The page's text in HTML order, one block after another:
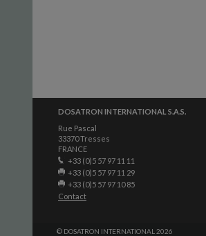
DOSATRON INTERNATIONAL S.A.S.
Rue Pascal
33370 Tresses
FRANCE
+33 (0)5 57 97 11 11
+33 (0)5 57 97 11 29
+33 (0)5 57 97 10 85
Contact
© DOSATRON INTERNATIONAL 2026